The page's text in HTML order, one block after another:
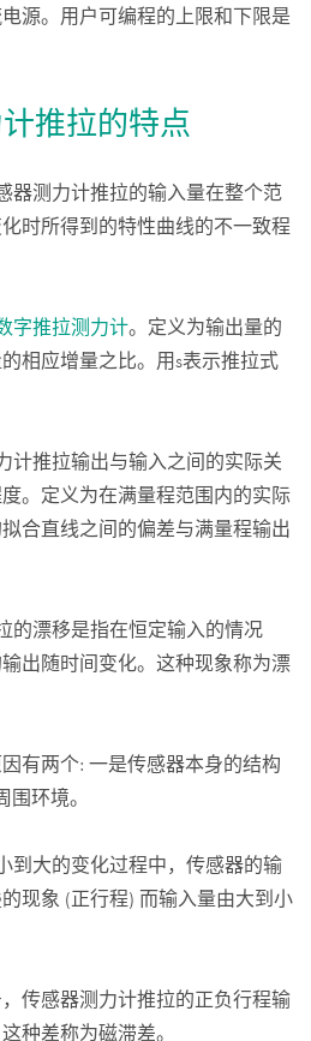
源。用户可编程的上限和下限是
推拉的特点
器测力计推拉的输入量在整个范
时所得到的特性曲线的不一致程
字推拉测力计。定义为输出量的
相应增量之比。用s表示推拉式
计推拉输出与输入之间的实际关
。定义为在满量程范围内的实际
合直线之间的偏差与满量程输出
的漂移是指在恒定输入的情况
输出随时间变化。这种现象称为漂
有两个: 一是传感器本身的结构
围环境。
到大的变化过程中，传感器的输
现象 (正行程) 而输入量由大到小
传感器测力计推拉的正负行程输
种差称为磁滞差。